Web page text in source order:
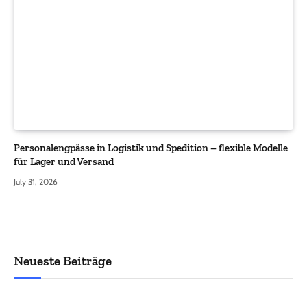
Personalengpässe in Logistik und Spedition – flexible Modelle
für Lager und Versand
July 31, 2026
Neueste Beiträge